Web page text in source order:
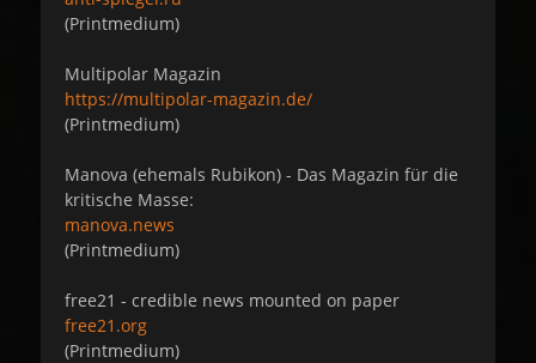
(Printmedium)
Multipolar Magazin
https://multipolar-magazin.de/
(Printmedium)
Manova (ehemals Rubikon) - Das Magazin für die
kritische Masse:
manova.news
(Printmedium)
free21 - credible news mounted on paper
free21.org
(Printmedium)